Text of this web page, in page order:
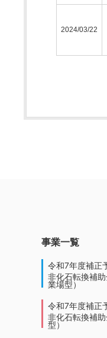
2024/03/22
事業一覧
令和7年度補正
非化石転換補
業場型）
令和7年度補正
非化石転換補
型）